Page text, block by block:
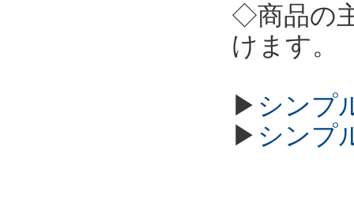
◇商品の
けます。
▶ シンプ
▶ シンプ